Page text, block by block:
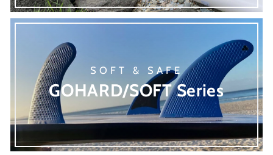
SOFT & SAFE
GOHARD/SOFT Series